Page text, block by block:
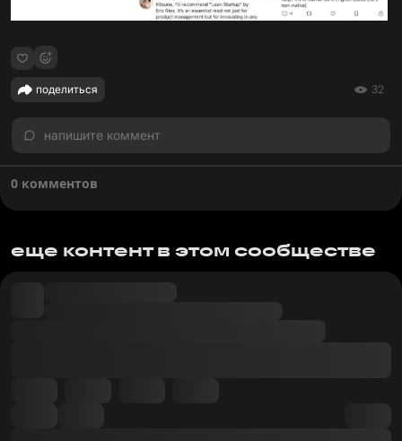
поделиться 32
напишите коммент
0 комментов
еще контент в этом сообществе